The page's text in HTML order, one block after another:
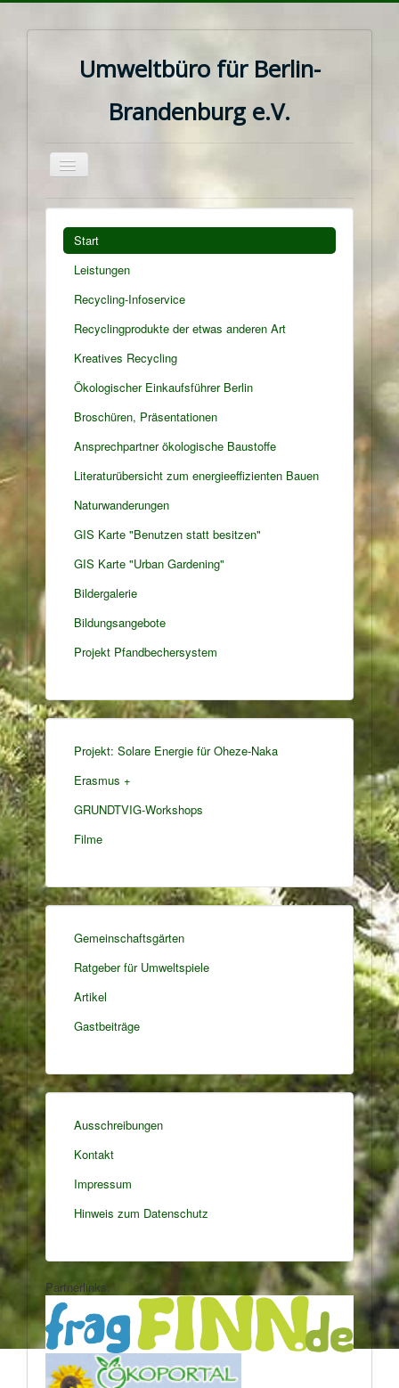
Umweltbüro für Berlin-
Brandenburg e.V.
Navigation
Start
Leistungen
Recycling-Infoservice
Recyclingprodukte der etwas anderen Art
Kreatives Recycling
Ökologischer Einkaufsführer Berlin
Broschüren, Präsentationen
Ansprechpartner ökologische Baustoffe
Literaturübersicht zum energieeffizienten Bauen
Naturwanderungen
GIS Karte "Benutzen statt besitzen"
GIS Karte "Urban Gardening"
Bildergalerie
Bildungsangebote
Projekt Pfandbechersystem
Projekt: Solare Energie für Oheze-Naka
Erasmus +
GRUNDTVIG-Workshops
Filme
Gemeinschaftsgärten
Ratgeber für Umweltspiele
Artikel
Gastbeiträge
Ausschreibungen
Kontakt
Impressum
Hinweis zum Datenschutz
Partnerlinks: